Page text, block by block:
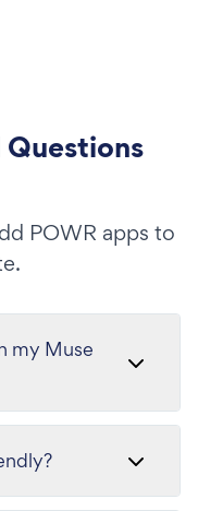
POWR apps to
my Muse